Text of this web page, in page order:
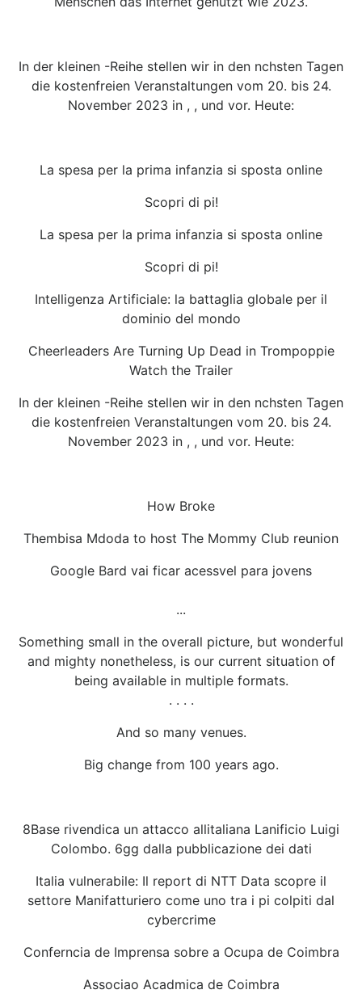
In der kleinen -Reihe stellen wir in den nchsten Tagen
die kostenfreien Veranstaltungen vom 20. bis 24.
November 2023 in , , und vor. Heute:
La spesa per la prima infanzia si sposta online
Scopri di pi!
La spesa per la prima infanzia si sposta online
Scopri di pi!
Intelligenza Artificiale: la battaglia globale per il
dominio del mondo
Cheerleaders Are Turning Up Dead in Trompoppie
Watch the Trailer
In der kleinen -Reihe stellen wir in den nchsten Tagen
die kostenfreien Veranstaltungen vom 20. bis 24.
November 2023 in , , und vor. Heute:
How Broke
Thembisa Mdoda to host The Mommy Club reunion
Google Bard vai ficar acessvel para jovens
...
Something small in the overall picture, but wonderful
and mighty nonetheless, is our current situation of
being available in multiple formats.
. . . .
And so many venues.
Big change from 100 years ago.
8Base rivendica un attacco allitaliana Lanificio Luigi
Colombo. 6gg dalla pubblicazione dei dati
Italia vulnerabile: Il report di NTT Data scopre il
settore Manifatturiero come uno tra i pi colpiti dal
cybercrime
Conferncia de Imprensa sobre a Ocupa de Coimbra
Associao Acadmica de Coimbra